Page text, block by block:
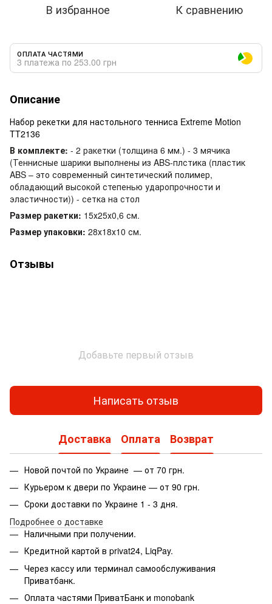
В избранное К сравнению
ОПЛАТА ЧАСТЯМИ
3 платежа по 253.00 грн
Описание
Набор рекетки для настольного тенниса Extreme Motion
TT2136
В комплекте: - 2 ракетки (толщина 6 мм.) - 3 мячика
(Теннисные шарики выполнены из ABS-плстика (пластик
ABS – это современный синтетический полимер,
обладающий высокой степенью ударопрочности и
эластичности)) - сетка на стол
Размер ракетки: 15х25х0,6 см.
Размер упаковки: 28х18х10 см.
Отзывы
Добавьте первый отзыв
Написать отзыв
Доставка Оплата Возврат
Новой почтой по Украине — от 70 грн.
Курьером к двери по Украине — от 90 грн.
Сроки доставки по Украине 1 - 3 дня.
Подробнее о доставке
Наличными при получении.
Кредитной картой в privat24, LiqPay.
Через кассу или терминал самообслуживания
Приватбанк.
Оплата частями ПриватБанк и monobank